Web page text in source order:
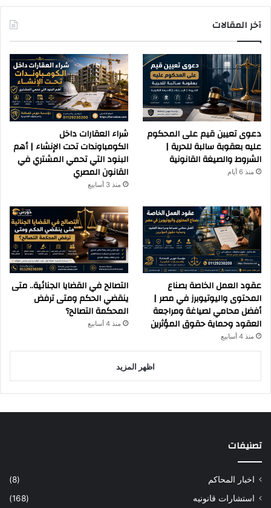
آخر المقالات
دعوى تعيين قيم على المحكوم
عليه بعقوبة سالبة للحرية |
الشروط والصيغة القانونية
منذ 6 أيام
شراء العقارات داخل
الكومباوندات تحت الإنشاء | أهم
البنود التي تحمي المشتري في
القانون المصري
منذ 3 أسابيع
عقود العمل الخاصة بصناع
المحتوى واليوتيوبرز في مصر |
أفضل محامي لصياغة ومراجعة
العقود وحماية حقوق المؤثرين
منذ 4 أسابيع
التصالح في القضايا الجنائية.. متى
ينقضي الحكم ومتى ترفض
المحكمة التصالح؟
منذ 4 أسابيع
اظهر المزيد
تصنيفات
اخبار المحاكم
(8)
استشارات قانونيه
(168)